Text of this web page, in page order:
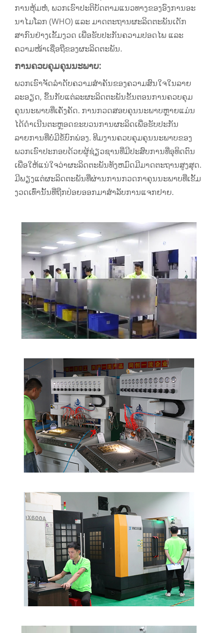
ການຫຸ້ມຫໍ່, ພວກເຮົາປະຕິບັດຕາມແນວທາງຂອງອົງການອະ
ນາໄມໂລກ (WHO) ແລະ ມາດຕະຖານຜະລິດຕະພັນເດັກ
ສາກົນຢ່າງເຂັ້ມງວດ ເພື່ອຮັບປະກັນຄວາມປອດໄພ ແລະ
ຄວາມໜ້າເຊື່ອຖືຂອງຜະລິດຕະພັນ.
ການຄວບຄຸມຄຸນນະພາບ:
ພວກເຮົາຈັດລໍາດັບຄວາມສໍາຄັນຂອງຄວາມສົນໃຈໃນລາຍ
ລະອຽດ, ຂຶ້ນກັບແຕ່ລະຜະລິດຕະພັນຂັ້ນຕອນການຄວບຄຸມ
ຄຸນນະພາບທີ່ເຄັ່ງຄັດ. ການກວດສອບຄຸນນະພາບຫຼາຍແມ່ນ
ໄດ້ດໍາເນີນຕະຫຼອດຂະບວນການຜະລິດເພື່ອຮັບປະກັນ
ລາຍການທີ່ບໍ່ມີຂໍ້ບົກພ່ອງ. ທີມງານຄວບຄຸມຄຸນນະພາບຂອງ
ພວກເຮົາປະກອບດ້ວຍຜູ້ຊ່ຽວຊານທີ່ມີປະສົບການທີ່ອຸທິດຕົນ
ເພື່ອໃຫ້ແນ່ໃຈວ່າຜະລິດຕະພັນທັງຫມົດມີມາດຕະຖານສູງສຸດ.
ມີພຽງແຕ່ຜະລິດຕະພັນທີ່ຜ່ານການກວດກາຄຸນນະພາບທີ່ເຂັ້ມ
ງວດເທົ່ານັ້ນທີ່ຖືກປ່ອຍອອກມາສໍາລັບການແຈກຢາຍ.